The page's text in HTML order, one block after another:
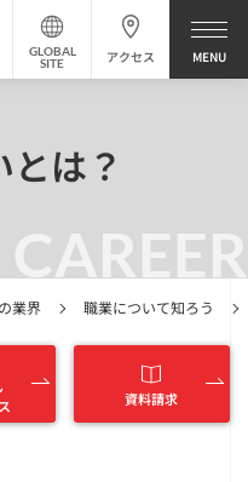
アクセス
GLOBAL
SITE
CAREER
業界 職業について知ろう
は？
資料請求